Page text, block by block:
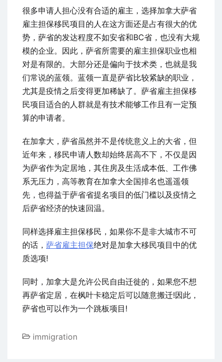
很多申请人担心没有合适的雇主，选择加拿大萨省
雇主担保移民项目的人在这方面还是占有很大的优
势，萨省的发达程度不如安省和BC省，也没有大规
模的企业。因此，萨省所需要的雇主担保职业也相
对是有限的。大部分还是偏向于技术类，也就是我
们常说的蓝领。蓝领一直是萨省比较紧缺的职业，
尤其是疫情之后变得更加稀缺了。萨省雇主担保移
民项目适合的人群就是有技术能够工作且有一定预
算的申请者。
在加拿大，萨省虽然并不是传统意义上的大省，但
近年来，移民申请人数却始终居高不下，不仅是因
为萨省作为定居地，其住房及生活成本低、工作佛
系无压力，高等教育在加拿大全国排名也遥遥领
先，也得益于萨省省提名项目的低门槛以及疫情之
后萨省经济的快速回温。
同样选择雇主担保移民，如果你不是非大城市不可
的话， 萨省雇主担保绝对是加拿大移民项目中的优
质选项!
同时，加拿大是允许公民自由迁徙的，如果您不想
再萨省定居，在枫叶卡稳定后可以随意搬迁!因此，
萨省也可以作为一个跳板项目!
immigration